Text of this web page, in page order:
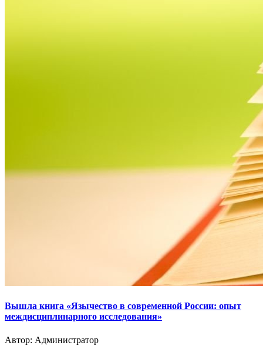
Вышла книга «Язычество в современной России: опыт
междисциплинарного исследования»
Автор: Администратор